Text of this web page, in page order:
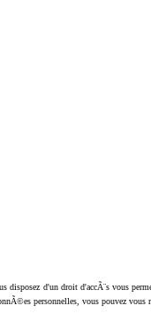
d'un droit d'accÃ¨s vous
personnelles, vous pouvez vous